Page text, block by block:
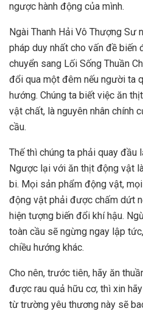
ngược hành động của mình.
Ngài Thanh Hải Vô Thượng Sư
pháp duy nhất cho vấn đề biến
chuyển sang Lối Sống Thuần
đổi qua một đêm nếu người ta
hướng. Chúng ta biết việc ăn
vật chất, là nguyên nhân chính
cầu.
Thế thì chúng ta phải quay
Ngược lại với ăn thịt động vật
bi. Mọi sản phẩm động vật,
động vật phải được chấm dứt
hiện tượng biến đổi khí hậu.
toàn cầu sẽ ngừng ngay lập
chiều hướng khác.
Cho nên, trước tiên, hãy ăn
được rau quả hữu cơ, thì xin
từ trường yêu thương này sẽ